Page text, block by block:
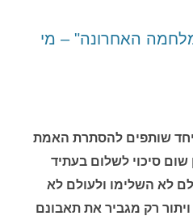
האחרונה" – מי
יחד שותפים להסתרת האמת
סיכוי לשלום בעתיד
לא השלימו ולעולם לא
ויתור רק מגביר את תאבונם